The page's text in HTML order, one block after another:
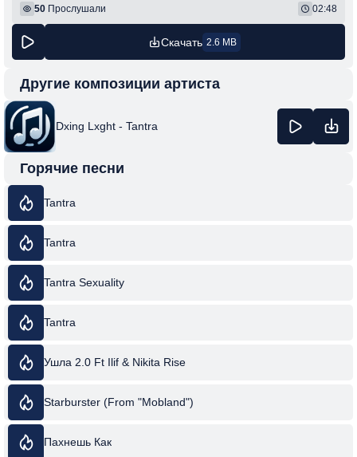
50 Прослушали 02:48
Скачать 2.6 MB
Другие композиции артиста
Dxing Lxght - Tantra
Горячие песни
Tantra
Tantra
Tantra Sexuality
Tantra
Ушла 2.0 Ft Ilif & Nikita Rise
Starburster (From "Mobland")
Пахнешь Как